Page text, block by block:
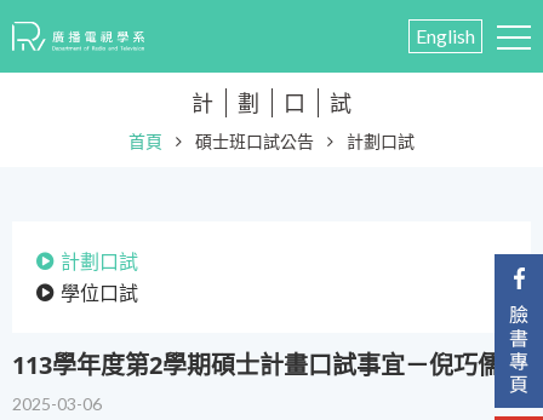
English
計 劃 口 試
首頁 碩士班口試公告 計劃口試
計劃口試
學位口試
113學年度第2學期碩士計畫口試事宜－倪巧儒
2025-03-06